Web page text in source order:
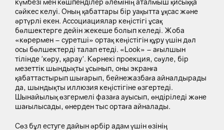
күмбезі мен көшпенділер әлемінің аталмыш қисыққа
сәйкес келуі. Оның қабаттары бір уақытта ұқсас және
әртүрлі екен. Ассоциациялар кеңістігі ұсақ
бөлшектерге дейін жекеше болып келеді. Жоба
«көрермен – суретші» ортақ кеңістігін құру үшін дәл
осы бөлшектерді талап етеді. «Look» – ағылшын
тілінде 'көру, қарау'. Көрнекі проекция, сәуле, бір
мезеттік шындықты ұсынып, оны экранға
қабаттастырып шығарып, бейнежазбаға айналдырады
да, шындықты иллюзия кеңістігіне өзгертеді.
Шынайылық өзгермелі фазаға ауысып, өндіріледі және
шағылысады, өнерден тыс ортаға айналады.
Сөз бұл естуге дайын әрбір адам үшін өзінің